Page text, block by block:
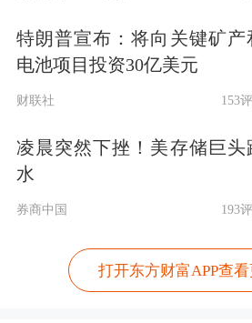
截至本文发稿，复星系
未发布停牌公告。明日
受关注。与此同时，
博、
官网均未
右，郭广昌拥有11多万
特朗普宣布：将向关键矿产
电池项目投资30亿美元
财联社 153
凌晨突然下挫！美存储巨头
水
券商中国 193
打开东方财富APP查